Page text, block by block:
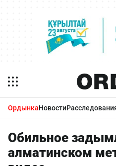
ОрдынкаНовости
Обильное
алматинском